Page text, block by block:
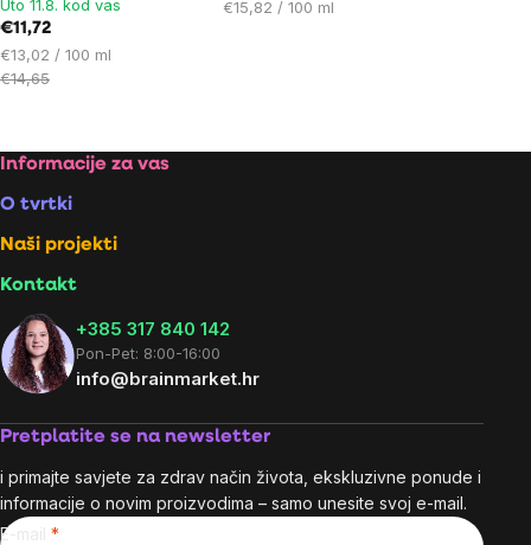
Uto 11.8. kod vas
€11,72
Cijena
mjere:
€13,02 / 100 ml
€14,65
Cijena
€15,82 / 100 ml
Footer
Informacije za vas
O tvrtki
Naši projekti
Kontakt
+385 317 840 142
Pon-Pet: 8:00-16:00
info@brainmarket.hr
Pretplatite se na newsletter
i primajte savjete za zdrav način života, ekskluzivne ponude i
informacije o novim proizvodima – samo unesite svoj e-mail.
E-mail